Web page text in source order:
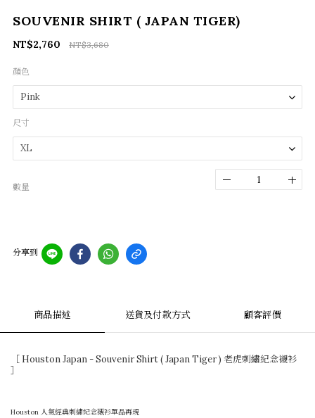
SOUVENIR SHIRT ( JAPAN TIGER)
NT$3,680
NT$2,760
顏色
尺寸
數量
分享到
商品描述 送貨及付款方式 顧客評價
［ Houston Japan - Souvenir Shirt ( Japan Tiger ) 老虎刺繡紀念襯衫
］
Houston 人氣經典刺繡紀念襯衫單品再現